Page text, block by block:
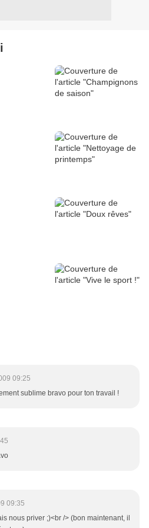
09:25
sublime bravo pour ton travail !
09:35
nous priver ;)<br /> (bon maintenant, il